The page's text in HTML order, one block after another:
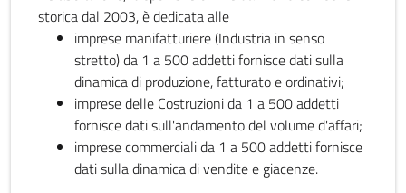
storica dal 2003, è dedicata alle
imprese manifatturiere (Industria in senso
stretto) da 1 a 500 addetti fornisce dati sulla
dinamica di produzione, fatturato e ordinativi;
imprese delle Costruzioni da 1 a 500 addetti
fornisce dati sull'andamento del volume d'affari;
imprese commerciali da 1 a 500 addetti fornisce
dati sulla dinamica di vendite e giacenze.